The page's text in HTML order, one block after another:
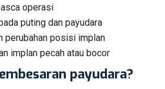
operasi
puting dan payudara
perubahan posisi implan
implan pecah atau bocor
payudara?